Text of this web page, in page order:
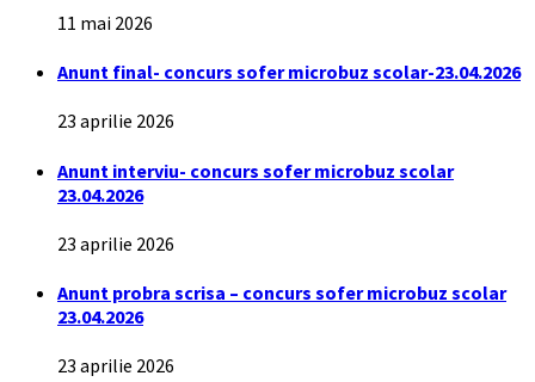
11 mai 2026
Anunt final- concurs sofer microbuz scolar-23.04.2026
23 aprilie 2026
Anunt interviu- concurs sofer microbuz scolar
23.04.2026
23 aprilie 2026
Anunt probra scrisa – concurs sofer microbuz scolar
23.04.2026
23 aprilie 2026